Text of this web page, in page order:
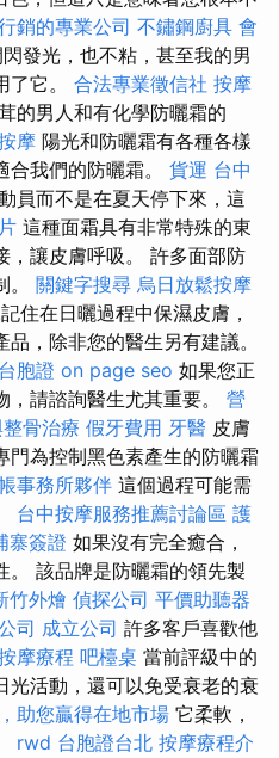
銷的專業公司 不鏽鋼廚具 會
發光，也不粘，甚至我的男
了它。 合法專業徵信社 按摩
的男人和有化學防曬霜的
摩 陽光和防曬霜有各種各樣
合我們的防曬霜。 貨運 台中
員而不是在夏天停下來，這
這種面霜具有非常特殊的東
，讓皮膚呼吸。 許多面部防
。 關鍵字搜尋 烏日放鬆按摩
住在日曬過程中保濕皮膚，
，除非您的醫生另有建議。
胞證 on page seo 如果您正
請諮詢醫生尤其重要。 營
骨治療 假牙費用 牙醫 皮膚
門為控制黑色素產生的防曬霜
事務所夥伴 這個過程可能需
台中按摩服務推薦討論區 護
寨簽證 如果沒有完全癒合，
。 該品牌是防曬霜的領先製
竹外燴 偵探公司 平價助聽器
司 成立公司 許多客戶喜歡他
摩療程 吧檯桌 當前評級中的
光活動，還可以免受衰老的衰
助您贏得在地市場 它柔軟，
rwd 台胞證台北 按摩療程介